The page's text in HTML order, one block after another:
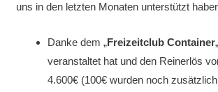
uns in den letzten Monaten unterstützt
Danke dem „Freizeitclub Container
veranstaltet hat und den Reinerlös
4.600€ (100€ wurden noch